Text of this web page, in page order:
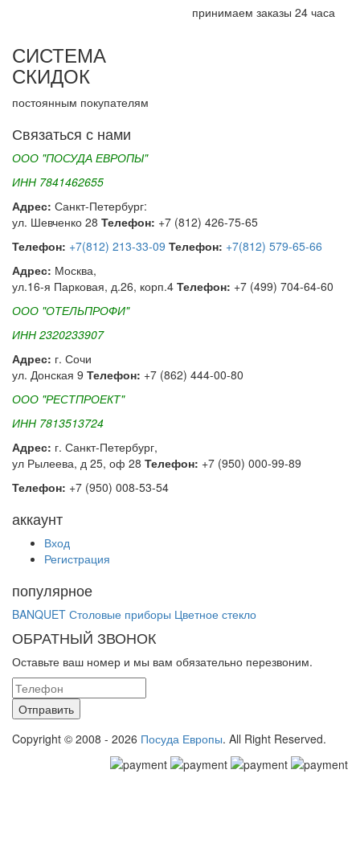
принимаем заказы 24 часа
СИСТЕМА
СКИДОК
постоянным покупателям
Связаться с нами
ООО "ПОСУДА ЕВРОПЫ"
ИНН 7841462655
Адрес: Санкт-Петербург:
ул. Шевченко 28 Телефон: +7 (812) 426-75-65
Телефон: +7(812) 213-33-09 Телефон: +7(812) 579-65-66
Адрес: Москва,
ул.16-я Парковая, д.26, корп.4 Телефон: +7 (499) 704-64-60
ООО "ОТЕЛЬПРОФИ"
ИНН 2320233907
Адрес: г. Сочи
ул. Донская 9 Телефон: +7 (862) 444-00-80
ООО "РЕСТПРОЕКТ"
ИНН 7813513724
Адрес: г. Санкт-Петербург,
ул Рылеева, д 25, оф 28 Телефон: +7 (950) 000-99-89
Телефон: +7 (950) 008-53-54
аккаунт
Вход
Регистрация
популярное
BANQUET Столовые приборы Цветное стекло
ОБРАТНЫЙ ЗВОНОК
Оставьте ваш номер и мы вам обязательно перезвоним.
Copyright © 2008 - 2026 Посуда Европы. All Right Reserved.